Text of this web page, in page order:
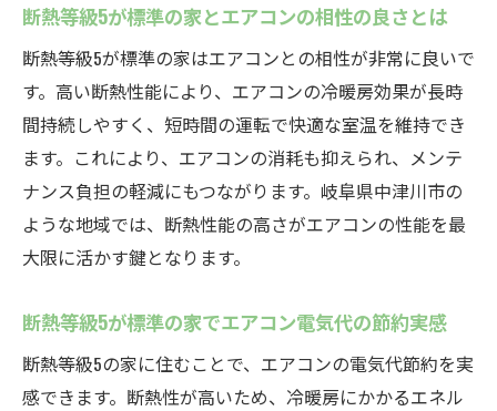
断熱等級5が標準の家とエアコンの相性の良さとは
断熱等級5が標準の家はエアコンとの相性が非常に良いで
す。高い断熱性能により、エアコンの冷暖房効果が長時
間持続しやすく、短時間の運転で快適な室温を維持でき
ます。これにより、エアコンの消耗も抑えられ、メンテ
ナンス負担の軽減にもつながります。岐阜県中津川市の
ような地域では、断熱性能の高さがエアコンの性能を最
大限に活かす鍵となります。
断熱等級5が標準の家でエアコン電気代の節約実感
断熱等級5の家に住むことで、エアコンの電気代節約を実
感できます。断熱性が高いため、冷暖房にかかるエネル